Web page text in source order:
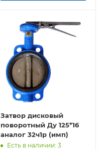
Затвор дисковый
поворотный Ду 125*16
аналог 32ч1р (имп)
Есть в наличии: 3